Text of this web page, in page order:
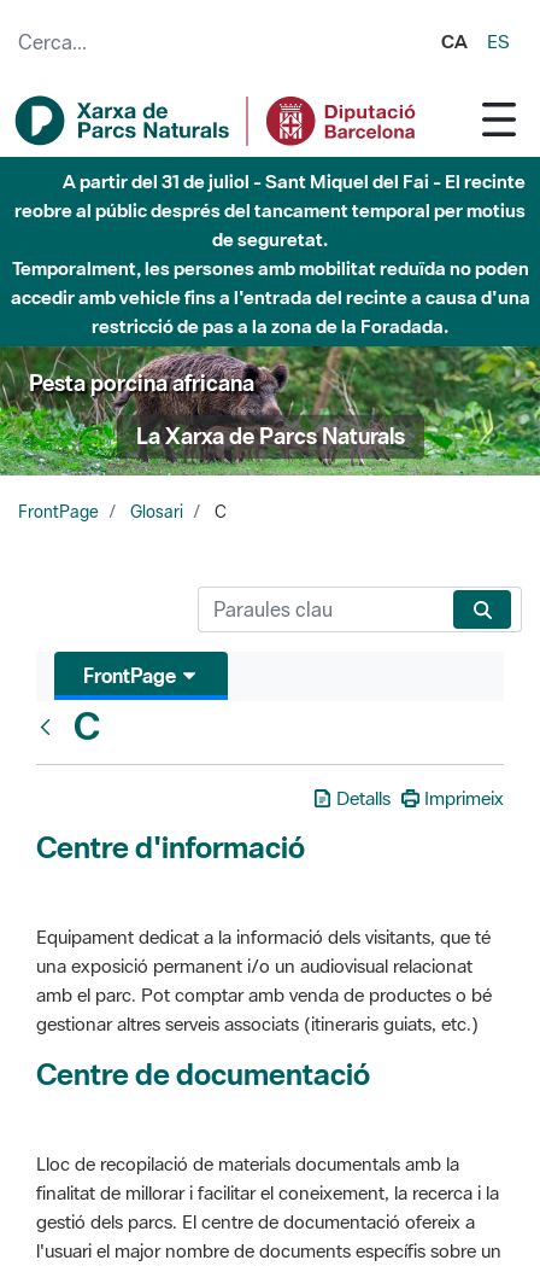
CA ES
A partir del 31 de juliol - Sant Miquel del Fai - El recinte
reobre al públic després del tancament temporal per motius
de seguretat.
Temporalment, les persones amb mobilitat reduïda no poden
accedir amb vehicle fins a l'entrada del recinte a causa d'una
restricció de pas a la zona de la Foradada.
Pesta porcina africana
La Xarxa de Parcs Naturals
FrontPage Glosari C
FrontPage
C
Detalls Imprimeix
Centre d'informació
Equipament dedicat a la informació dels visitants, que té
una exposició permanent i/o un audiovisual relacionat
amb el parc. Pot comptar amb venda de productes o bé
gestionar altres serveis associats (itineraris guiats, etc.)
Centre de documentació
Lloc de recopilació de materials documentals amb la
finalitat de millorar i facilitar el coneixement, la recerca i la
gestió dels parcs. El centre de documentació ofereix a
l'usuari el major nombre de documents específis sobre un